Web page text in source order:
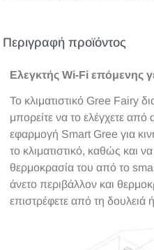
Περιγραφή προϊόντος
Ελεγκτής Wi-Fi επόμενης
Το κλιματιστικό Gree Fairy
μπορείτε να το ελέγχετε
εφαρμογή Smart Gree για
το κλιματιστικό, καθώς και
θερμοκρασία του από το
άνετο περιβάλλον και
επιστρέφετε από τη δουλειά